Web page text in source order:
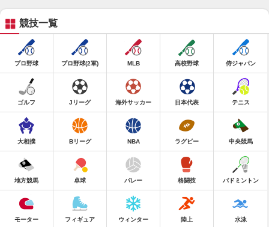
競技一覧
プロ野球 プロ野球(2軍) MLB 高校野球 侍ジャパン
ゴルフ Jリーグ 海外サッカー 日本代表 テニス
大相撲 Bリーグ NBA ラグビー 中央競馬
地方競馬 卓球 バレー 格闘技 バドミントン
モーター フィギュア ウィンター 陸上 水泳